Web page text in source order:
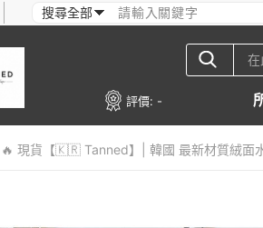
評價: -
🔥 現貨【🇰🇷 Tanned】| 韓國 最新材質絨面